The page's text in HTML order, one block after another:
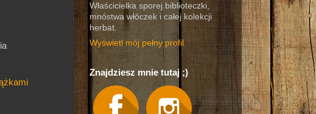
Właścicielka sporej biblioteczki,
mnóstwa włóczek i całej kolekcji
herbat.
Wyświetl mój pełny profil
Znajdziesz mnie tutaj ;)